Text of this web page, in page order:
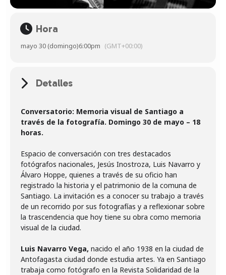
Hora
mayo 30 (domingo)6:00pm (GMT+00:00)
Detalles
Conversatorio: Memoria visual de Santiago a
través de la fotografía. Domingo 30 de mayo – 18
horas.
Espacio de conversación con tres destacados
fotógrafos nacionales, Jesús Inostroza, Luis Navarro y
Álvaro Hoppe, quienes a través de su oficio han
registrado la historia y el patrimonio de la comuna de
Santiago. La invitación es a conocer su trabajo a través
de un recorrido por sus fotografías y a reflexionar sobre
la trascendencia que hoy tiene su obra como memoria
visual de la ciudad.
Luis Navarro Vega, nacido el año 1938 en la ciudad de
Antofagasta ciudad donde estudia artes. Ya en Santiago
trabaja como fotógrafo en la Revista Solidaridad de la